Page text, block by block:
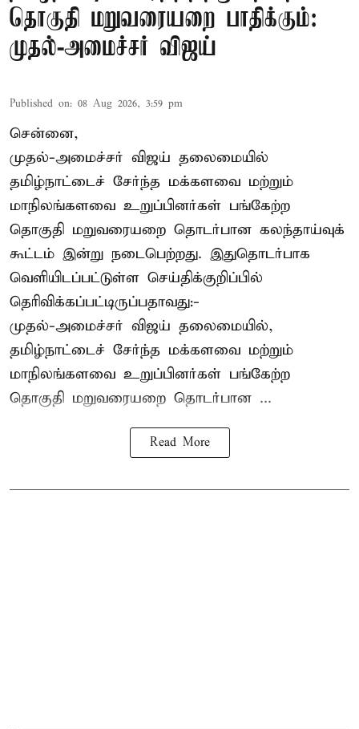
தொகுதி மறுவரையறை பாதிக்கும்:
முதல்-அமைச்சர் விஜய்
Published on: 08 Aug 2026, 3:59 pm
சென்னை,
முதல்-அமைச்சர் விஜய் தலைமையில்
தமிழ்நாட்டைச் சேர்ந்த மக்களவை மற்றும்
மாநிலங்களவை உறுப்பினர்கள் பங்கேற்ற
தொகுதி மறுவரையறை தொடர்பான கலந்தாய்வுக்
கூட்டம் இன்று நடைபெற்றது. இதுதொடர்பாக
வெளியிடப்பட்டுள்ள செய்திக்குறிப்பில்
தெரிவிக்கப்பட்டிருப்பதாவது:-
முதல்-அமைச்சர் விஜய் தலைமையில்,
தமிழ்நாட்டைச் சேர்ந்த மக்களவை மற்றும்
மாநிலங்களவை உறுப்பினர்கள் பங்கேற்ற
தொகுதி மறுவரையறை தொடர்பான ...
Read More